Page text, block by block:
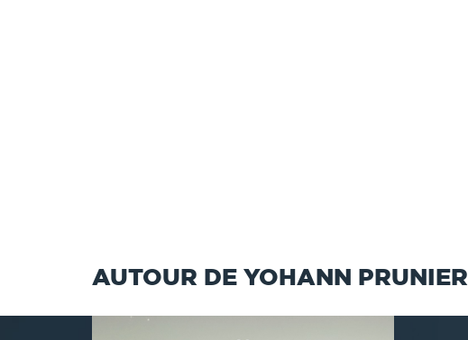
AUTOUR DE YOHANN PRUNIER